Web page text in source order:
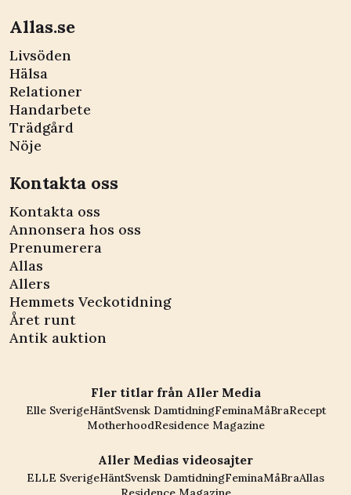
Allas.se
Livsöden
Hälsa
Relationer
Handarbete
Trädgård
Nöje
Kontakta oss
Kontakta oss
Annonsera hos oss
Prenumerera
Allas
Allers
Hemmets Veckotidning
Året runt
Antik auktion
Fler titlar från Aller Media
Elle SverigeHäntSvensk DamtidningFeminaMåBraRecept
MotherhoodResidence Magazine
Aller Medias videosajter
ELLE SverigeHäntSvensk DamtidningFeminaMåBraAllas